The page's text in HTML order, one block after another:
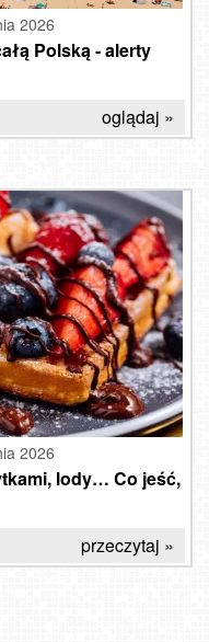
2026
Polską - alerty
oglądaj »
2026
lody… Co jeść,
przeczytaj »